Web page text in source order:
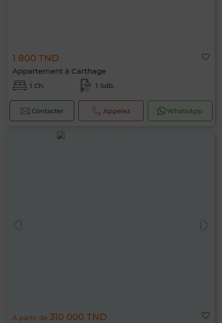
1 800 TND
Appartement à Carthage
1 Ch. 1 Sdb.
Contacter Appelez WhatsApp
À partir de 310 000 TND